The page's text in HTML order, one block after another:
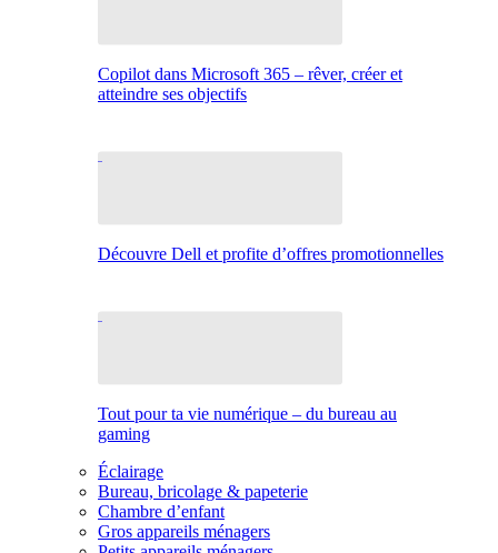
Copilot dans Microsoft 365 – rêver, créer et
atteindre ses objectifs
Découvre Dell et profite d’offres promotionnelles
Tout pour ta vie numérique – du bureau au
gaming
Éclairage
Bureau, bricolage & papeterie
Chambre d’enfant
Gros appareils ménagers